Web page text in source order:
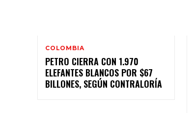
COLOMBIA
PETRO CIERRA CON 1.970
ELEFANTES BLANCOS POR $67
BILLONES, SEGÚN CONTRALORÍA